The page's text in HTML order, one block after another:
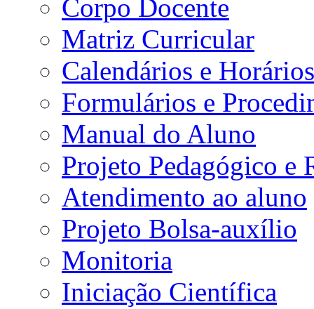
Corpo Docente
Matriz Curricular
Calendários e Horários
Formulários e
Manual do Aluno
Projeto Pedagógico e
Atendimento ao aluno
Projeto Bolsa-auxílio
Monitoria
Iniciação Científica